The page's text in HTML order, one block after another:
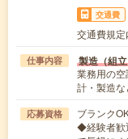
交通費
交通費規
仕事内容 製造（組
業務用の
計・製造
応募資格
ブランク
◆経験者歓